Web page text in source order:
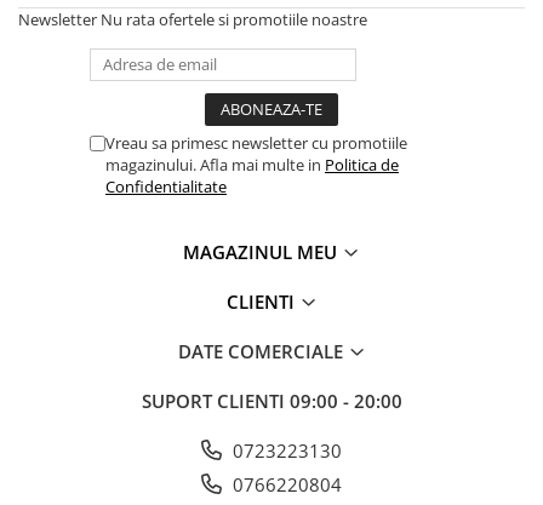
Durata de joc
Sub 30 de minute
30 - 60 minute
Peste 2 ore
Newsletter Nu rata ofertele si promotiile noastre
Vreau sa primesc newsletter cu promotiile
magazinului. Afla mai multe in Politica de
Confidentialitate
MAGAZINUL MEU
CLIENTI
DATE COMERCIALE
SUPORT CLIENTI 09:00 - 20:00
0723223130
0766220804